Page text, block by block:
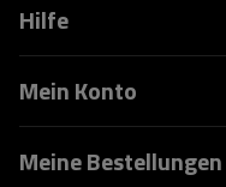
Hilfe
Mein Konto
Meine Bestellungen